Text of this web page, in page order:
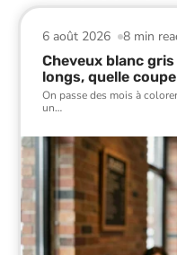
8 min
6 août 2026
Cheveux blanc
longs, quelle
On passe des mois à
un…